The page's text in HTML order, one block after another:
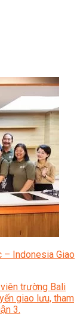
– Indonesia Giao
trường Bali
giao lưu, tham
3.